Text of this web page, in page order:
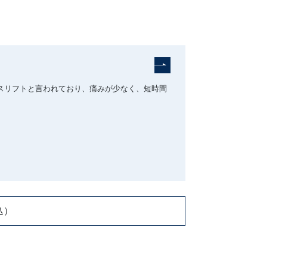
フトと言われており、痛みが少なく、短時間